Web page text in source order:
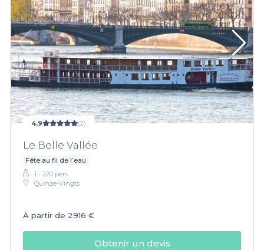
4,9 (2)
Le Belle Vallée
Fête au fil de l’eau
1 - 220 pers.
Quinze-Vingts
À partir de 2916 €
Obtenir un devis